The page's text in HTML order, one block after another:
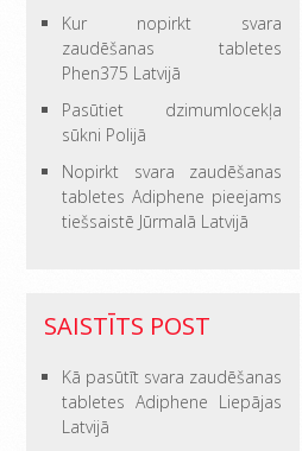
Kur nopirkt svara
zaudēšanas tabletes
Phen375 Latvijā
Pasūtiet dzimumlocekļa
sūkni Polijā
Nopirkt svara zaudēšanas
tabletes Adiphene pieejams
tiešsaistē Jūrmalā Latvijā
SAISTĪTS POST
Kā pasūtīt svara zaudēšanas
tabletes Adiphene Liepājas
Latvijā